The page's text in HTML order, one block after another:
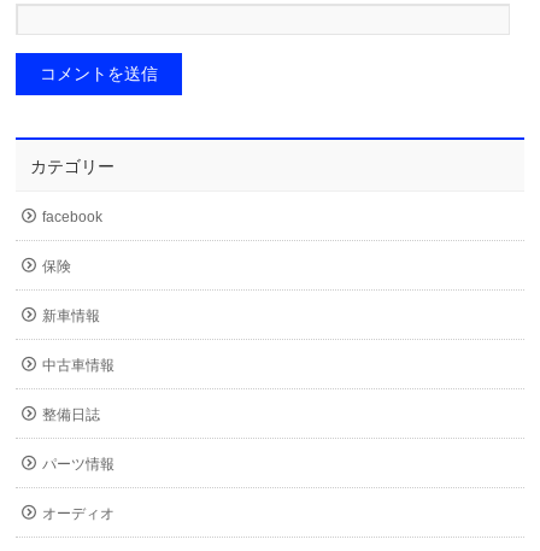
カテゴリー
facebook
保険
新車情報
中古車情報
整備日誌
パーツ情報
オーディオ